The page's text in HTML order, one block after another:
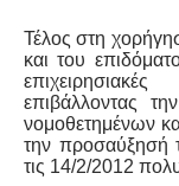
Τέλος στη
και του
επιβάλλοντας
νομοθετημένων
την προσαύξησή
τις 14/2/2012